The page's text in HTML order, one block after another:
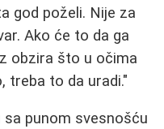
god poželi. Nije za
Ako će to da ga
obzira što u očima
treba to da uradi."
sa punom svesnošću